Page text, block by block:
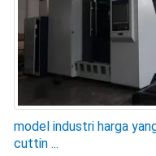
model industri harga
cuttin ...